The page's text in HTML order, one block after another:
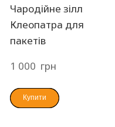
Чародійне зілля
Клеопатра для
пакетів
1 000  грн
Купити